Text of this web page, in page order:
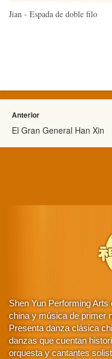
Jian - Espada de doble filo
Anterior
El Gran General Han Xin
Shen Yun Performing
china y música de primer
Presenta danza clásica
danzas que cuentan
orquesta y cantantes